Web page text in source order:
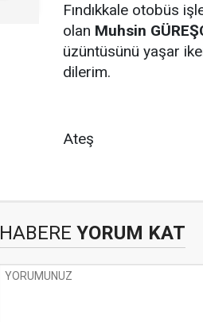
Fındıkkale otobüs
olan Muhsin
üzüntüsünü yaşar
dilerim.
Ateş
HABERE YORUM KAT